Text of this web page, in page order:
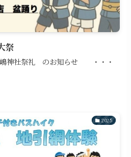
祭
神社祭礼 のお知らせ ・・・
2025